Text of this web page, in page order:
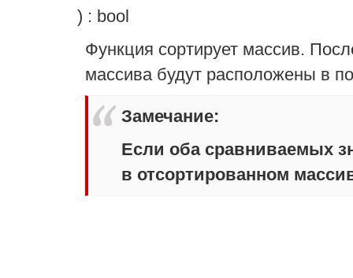
) : bool
Функция сортирует массив.
массива будут расположены в
Замечание:
Если оба сравниваемых
в отсортированном